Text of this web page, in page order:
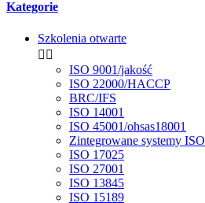
Kategorie
Szkolenia otwarte
 
ISO 9001/jakość
ISO 22000/HACCP
BRC/IFS
ISO 14001
ISO 45001/ohsas18001
Zintegrowane systemy ISO
ISO 17025
ISO 27001
ISO 13845
ISO 15189